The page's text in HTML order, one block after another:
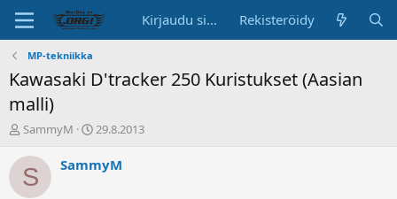
Kirjaudu sisään Rekisteröidy
MP-tekniikka
Kawasaki D'tracker 250 Kuristukset (Aasian
malli)
K
s
k
SammyM
A
o
29.8.2013
S SammyM